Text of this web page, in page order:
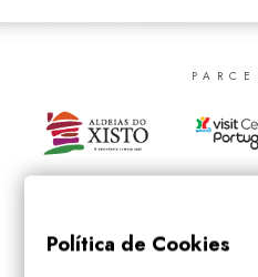
Política de Cookies